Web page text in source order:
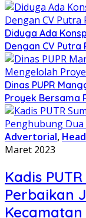
Diduga Ada
Dengan CV Putra
Dinas PUPR
Proyek Bersama
Advertorial,
Maret 2023
Kadis
Perbaikan